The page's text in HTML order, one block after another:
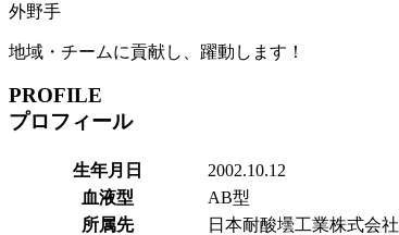
外野手
地域・チームに貢献し、躍動します！
PROFILE
プロフィール
生年月日
2002.10.12
血液型
AB型
所属先
日本耐酸壜工業株式会社